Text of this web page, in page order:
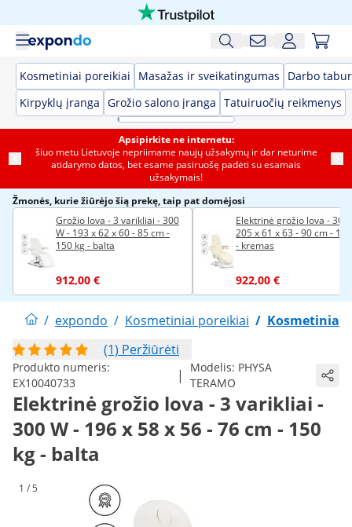
Kosmetiniai poreikiai Masažas ir sveikatingumas
Darbo
Kirpyklų įranga Grožio salono įranga Tatuiruočių reikmenys
Apsipirkite ne internetu:
šiuo metu Lietuvoje nepriimame naujų užsakymų ir dar neturime
atidarymo datos, bet esame pasiruošę padėti su esamais
užsakymais!
Žmonės, kurie žiūrėjo šią prekę, taip pat domėjosi
Grožio lova - 3 varikliai - 300
W - 193 x 62 x 60 - 85 cm -
150 kg - balta
912,00 €
Elektrinė grožio lova - 300
205 x 61 x 63 - 90 cm -
- kremas
922,00 €
/ expondo / Kosmetiniai poreikiai / Kosmetiniai
(1) Peržiūrėti
Produkto numeris:
EX10040733
| Modelis: PHYSA
TERAMO
Elektrinė grožio lova - 3 varikliai -
300 W - 196 x 58 x 56 - 76 cm - 150
kg - balta
1 / 5